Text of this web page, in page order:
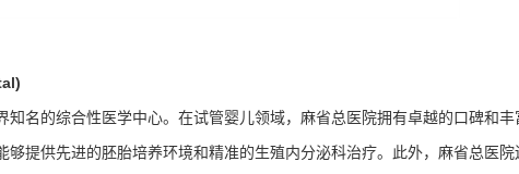
名的综合性医学中心。在试管婴儿领域，麻省总医院拥有卓越的口碑和丰
提供先进的胚胎培养环境和精准的生殖内分泌科治疗。此外，麻省总医院